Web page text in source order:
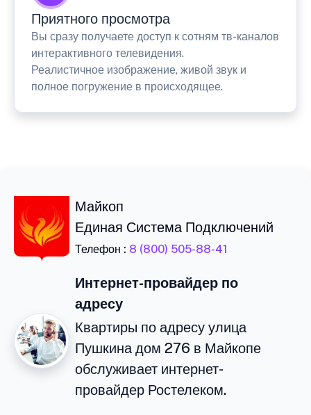
Приятного просмотра
Вы сразу получаете доступ к сотням тв-каналов
интерактивного телевидения.
Реалистичное изображение, живой звук и
полное погружение в происходящее.
Майкоп
Единая Система Подключений
Телефон : 8 (800) 505-88-41
Интернет-провайдер по
адресу
Квартиры по адресу улица
Пушкина дом 276 в Майкопе
обслуживает интернет-
провайдер Ростелеком.